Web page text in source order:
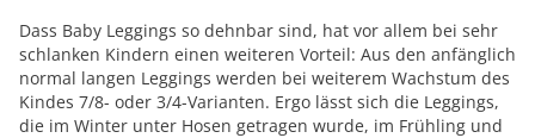
Dass Baby Leggings so dehnbar sind, hat vor allem bei sehr
schlanken Kindern einen weiteren Vorteil: Aus den anfänglich
normal langen Leggings werden bei weiterem Wachstum des
Kindes 7/8- oder 3/4-Varianten. Ergo lässt sich die Leggings,
die im Winter unter Hosen getragen wurde, im Frühling und